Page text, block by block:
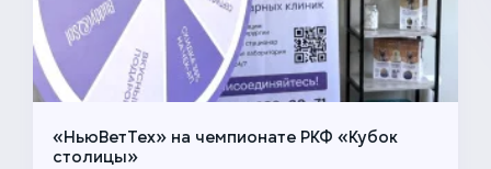
«НьюВетТех» на чемпионате РКФ «Кубок
столицы»